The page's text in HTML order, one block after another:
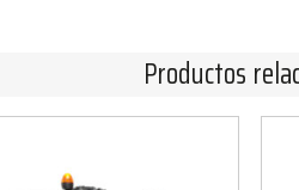
Productos